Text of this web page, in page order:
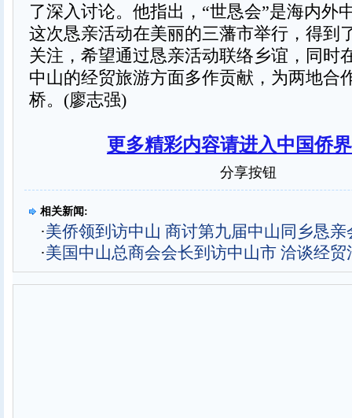
了深入讨论。他指出，“世恳会”是海内外
这次恳亲活动在美丽的三藩市举行，得到
关注，希望通过恳亲活动联络乡谊，同时
中山的经贸旅游方面多作贡献，为两地合
桥。(廖志强)
更多精彩内容请进入中国侨
分享按钮
相关新闻:
·美侨领到访中山 商讨第九届中山同乡恳亲
·美国中山总商会会长到访中山市 洽谈经贸